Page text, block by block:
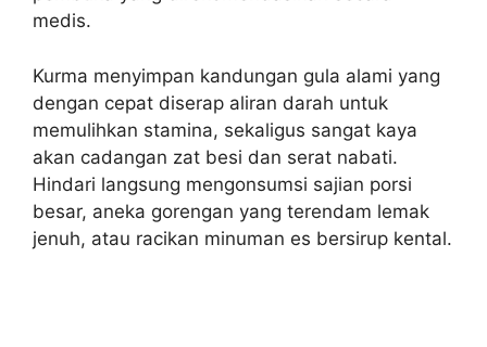
medis.
Kurma menyimpan kandungan gula alami yang
dengan cepat diserap aliran darah untuk
memulihkan stamina, sekaligus sangat kaya
akan cadangan zat besi dan serat nabati.
Hindari langsung mengonsumsi sajian porsi
besar, aneka gorengan yang terendam lemak
jenuh, atau racikan minuman es bersirup kental.